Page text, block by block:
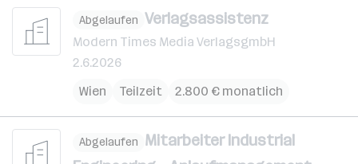
Abgelaufen Verlagsassistenz
Modern Times Media VerlagsgmbH
2.6.2026
Wien
Teilzeit 2.800 € monatlich
Abgelaufen Mitarbeiter Industrial